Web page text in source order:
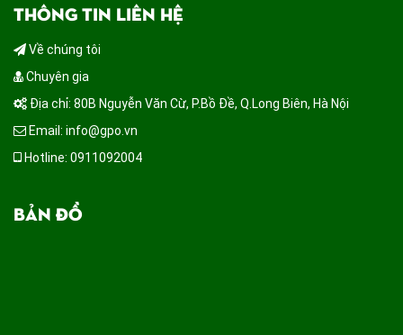
THÔNG TIN LIÊN HỆ
Về chúng tôi
Chuyên gia
Địa chỉ: 80B Nguyễn Văn Cừ, P.Bồ Đề, Q.Long Biên, Hà Nội
Email: info@gpo.vn
Hotline: 0911092004
BẢN ĐỒ